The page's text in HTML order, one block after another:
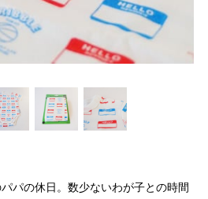
パの休日。数少ないわが子との時間